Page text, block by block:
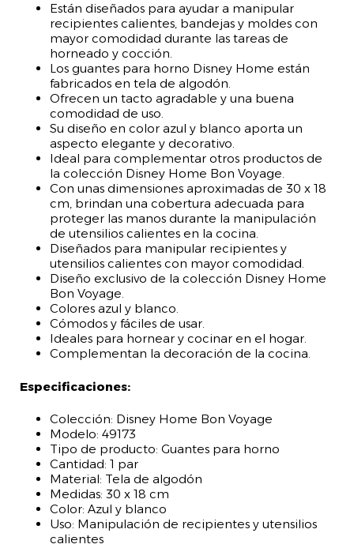
Están diseñados para ayudar a manipular
recipientes calientes, bandejas y moldes con
mayor comodidad durante las tareas de
horneado y cocción.
Los guantes para horno Disney Home están
fabricados en tela de algodón.
Ofrecen un tacto agradable y una buena
comodidad de uso.
Su diseño en color azul y blanco aporta un
aspecto elegante y decorativo.
Ideal para complementar otros productos de
la colección Disney Home Bon Voyage.
Con unas dimensiones aproximadas de 30 x 18
cm, brindan una cobertura adecuada para
proteger las manos durante la manipulación
de utensilios calientes en la cocina.
Diseñados para manipular recipientes y
utensilios calientes con mayor comodidad.
Diseño exclusivo de la colección Disney Home
Bon Voyage.
Colores azul y blanco.
Cómodos y fáciles de usar.
Ideales para hornear y cocinar en el hogar.
Complementan la decoración de la cocina.
Especificaciones:
Colección: Disney Home Bon Voyage
Modelo: 49173
Tipo de producto: Guantes para horno
Cantidad: 1 par
Material: Tela de algodón
Medidas: 30 x 18 cm
Color: Azul y blanco
Uso: Manipulación de recipientes y utensilios
calientes